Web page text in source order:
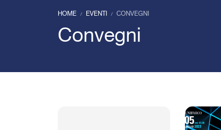
HOME / EVENTI / CONVEGNI
Convegni